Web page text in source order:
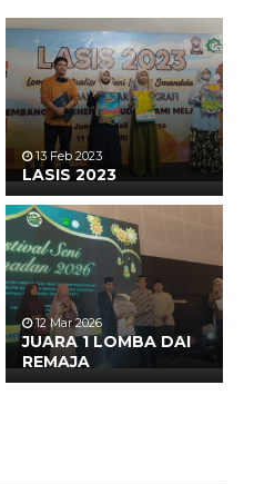
13 Feb 2023
LASIS 2023
12 Mar 2026
JUARA 1 LOMBA DAI
REMAJA